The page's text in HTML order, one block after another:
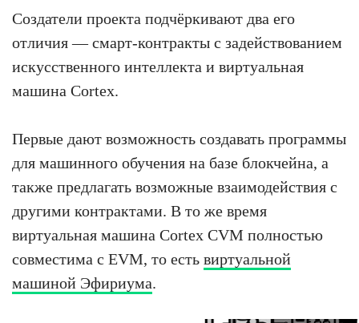
Создатели проекта подчёркивают два его
отличия — смарт-контракты с задействованием
искусственного интеллекта и виртуальная
машина Cortex.
Первые дают возможность создавать программы
для машинного обучения на базе блокчейна, а
также предлагать возможные взаимодействия с
другими контрактами. В то же время
виртуальная машина Cortex CVM полностью
совместима с EVM, то есть виртуальной
машиной Эфириума.